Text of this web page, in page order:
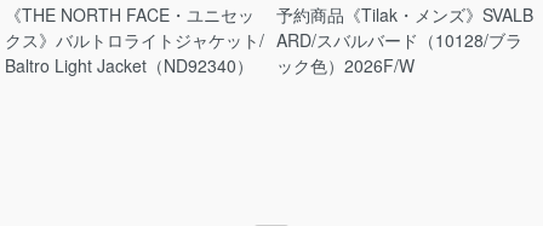
《THE NORTH FACE・ユニセッ
クス》バルトロライトジャケット/
Baltro Light Jacket（ND92340）
予約商品《Tilak・メンズ》SVALB
ARD/スバルバード（10128/ブラ
ック色）2026F/W